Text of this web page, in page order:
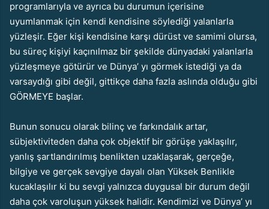
programlarıyla ve ayrıca bu durumun içerisine
uyumlanmak için kendi kendisine söylediği yalanlarla
yüzleşir. Eğer kişi kendisine karşı dürüst ve samimi olursa,
bu süreç kişiyi kaçınılmaz bir şekilde dünyadaki yalanlarla
yüzleşmeye götürür ve Dünya’ yı görmek istediği ya da
varsaydığı gibi değil, gittikçe daha fazla aslında olduğu gibi
GÖRMEYE başlar.
Bunun sonucu olarak bilinç ve farkındalık artar,
sübjektiviteden daha çok objektif bir görüşe yaklaşılır,
yanlış şartlandırılmış benlikten uzaklaşarak, gerçeğe,
bilgiye ve gerçek sevgiye dayalı olan Yüksek Benlikle
kucaklaşılır ki bu sevgi yalnızca duygusal bir durum değil
daha çok varoluşun yüksek halidir. Kendimizi ve Dünya’ yı